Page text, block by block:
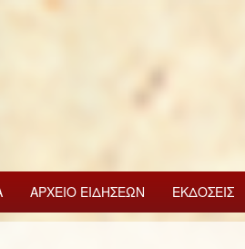
ΑΡΧΕΙΟ ΕΙΔΗΣΕΩΝ ΕΚΔΟΣΕΙΣ